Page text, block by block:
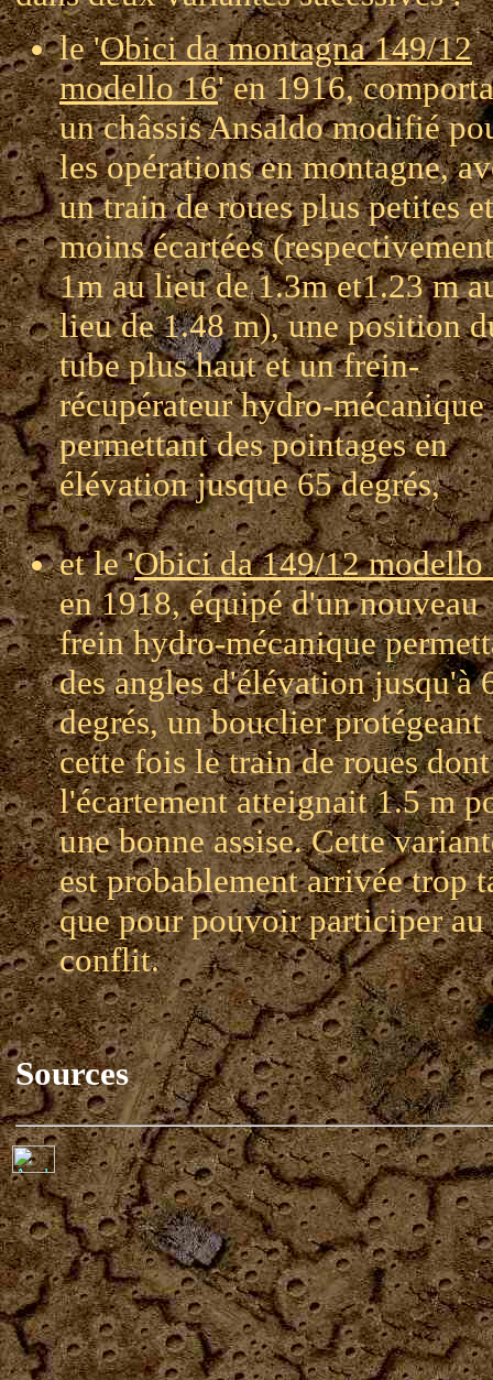
le 'Obici da montagna 149/12
modello 16' en 1916,
un châssis Ansaldo modifié
les opérations en montagne,
un train de roues plus petites et
moins écartées (respectivement
1m au lieu de 1.3m et1.23 m
lieu de 1.48 m), une position
tube plus haut et un frein-
récupérateur hydro-mécanique
permettant des pointages en
élévation jusque 65 degrés,
et le 'Obici da 149/12 modello
en 1918, équipé d'un nouveau
frein hydro-mécanique
des angles d'élévation jusqu'à
degrés, un bouclier protégeant
cette fois le train de roues dont
l'écartement atteignait 1.5 m
une bonne assise. Cette
est probablement arrivée trop
que pour pouvoir participer au
conflit.
Sources